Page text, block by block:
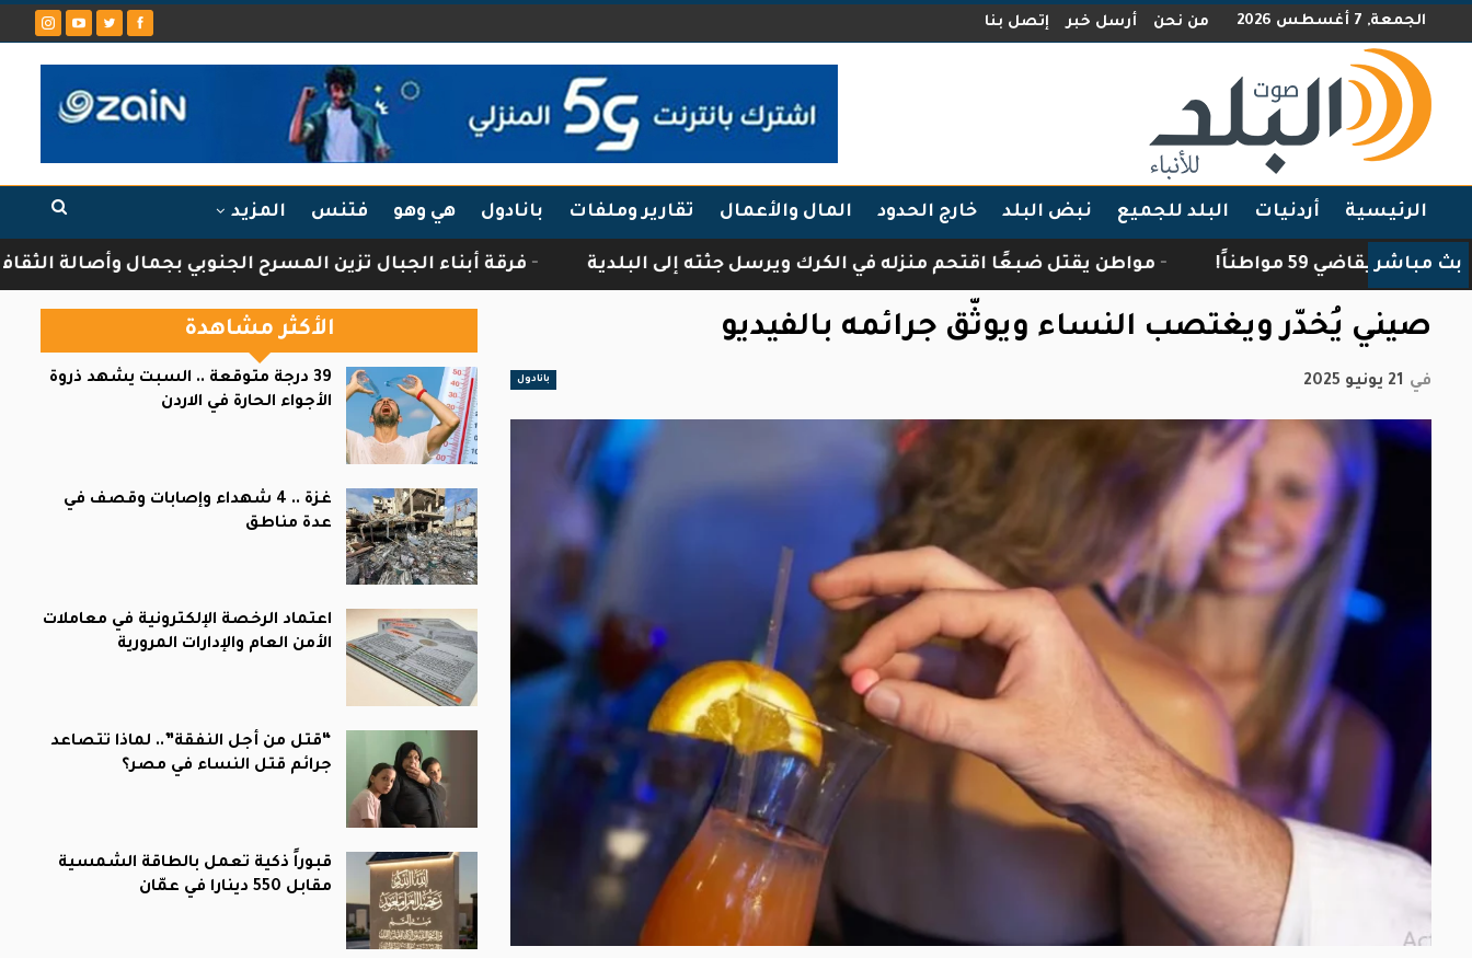
الجمعة, 7 أغسطس 2026 من نحن أرسل خبر إتصل بنا
الرئيسية أردنيات البلد للجميع نبض البلد خارج الحدود المال والأعمال تقارير وملفات بانادول هي وهو فتنس المزيد
بث مباشر
59 مواطناً! مواطن يقتل ضبعًا اقتحم منزله في الكرك ويرسل جثته إلى البلدية فرقة أبناء الجبال تزين المسرح الجنوبي بجمال وأصالة الثقافة
صيني يُخدّر ويغتصب النساء ويوثّق جرائمه بالفيديو
بانادول في 21 يونيو 2025
الأكثر مشاهدة
39 درجة متوقعة .. السبت يشهد ذروة
الأجواء الحارة في الاردن
غزة .. 4 شهداء وإصابات وقصف في
عدة مناطق
اعتماد الرخصة الإلكترونية في معاملات
الأمن العام والإدارات المرورية
“قتل من أجل النفقة”.. لماذا تتصاعد
جرائم قتل النساء في مصر؟
قبوراً ذكية تعمل بالطاقة الشمسية
مقابل 550 دينارا في عمّان